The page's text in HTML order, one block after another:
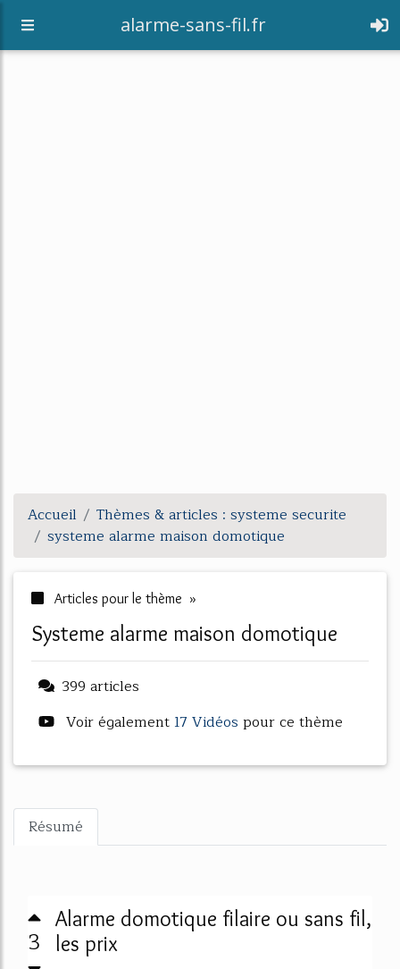
alarme-sans-fil.fr
Accueil
Thèmes & articles : systeme securite
systeme alarme maison domotique
Articles pour le thème »
systeme alarme maison domotique
399 articles
Voir également 17 Vidéos pour ce thème
Résumé
3
Alarme domotique filaire ou sans fil,
les prix